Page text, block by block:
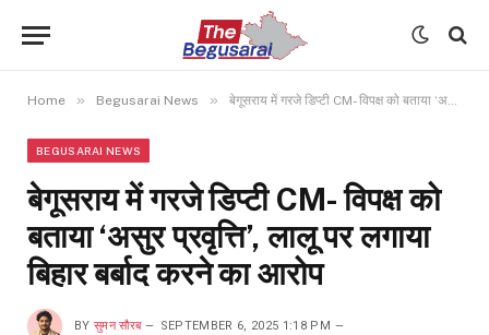
Home » Begusarai News » बेगूसराय में गरजे डिप्टी CM- विपक्ष को बताया ‘असुर प्रवृत्ति’, लालू पर लगाया बिहार बर्बाद करने का आरोप
BEGUSARAI NEWS
बेगूसराय में गरजे डिप्टी CM- विपक्ष को
बताया ‘असुर प्रवृत्ति’, लालू पर लगाया
बिहार बर्बाद करने का आरोप
BY सुमन सौरब SEPTEMBER 6, 2025 1:18 PM